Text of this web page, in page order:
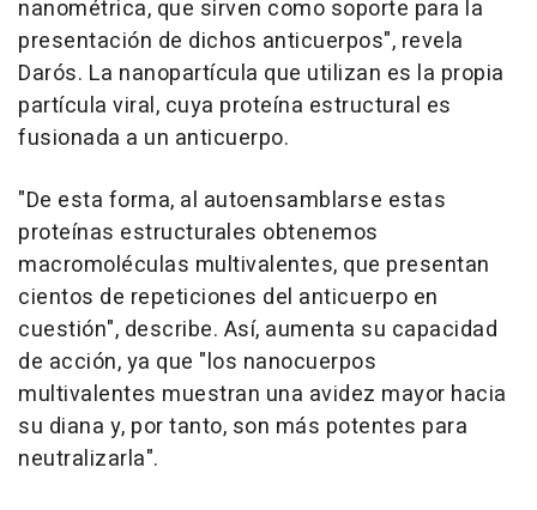
nanométrica, que sirven como soporte para la
presentación de dichos anticuerpos", revela
Darós. La nanopartícula que utilizan es la propia
partícula viral, cuya proteína estructural es
fusionada a un anticuerpo.
"De esta forma, al autoensamblarse estas
proteínas estructurales obtenemos
macromoléculas multivalentes, que presentan
cientos de repeticiones del anticuerpo en
cuestión", describe. Así, aumenta su capacidad
de acción, ya que "los nanocuerpos
multivalentes muestran una avidez mayor hacia
su diana y, por tanto, son más potentes para
neutralizarla".